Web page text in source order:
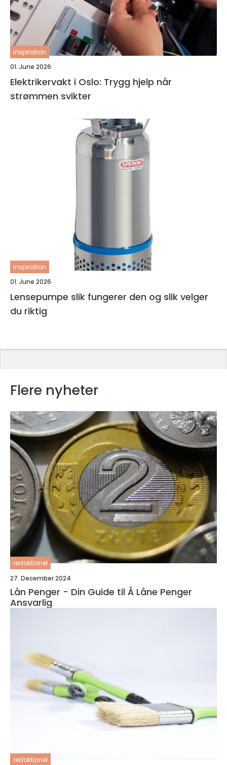
inspiration
01. June 2026
Elektrikervakt i Oslo: Trygg hjelp når
strømmen svikter
inspiration
01. June 2026
Lensepumpe slik fungerer den og slik velger
du riktig
Flere nyheter
redaktionel
27. December 2024
Lån Penger - Din Guide til Å Låne Penger
Ansvarlig
redaktionel